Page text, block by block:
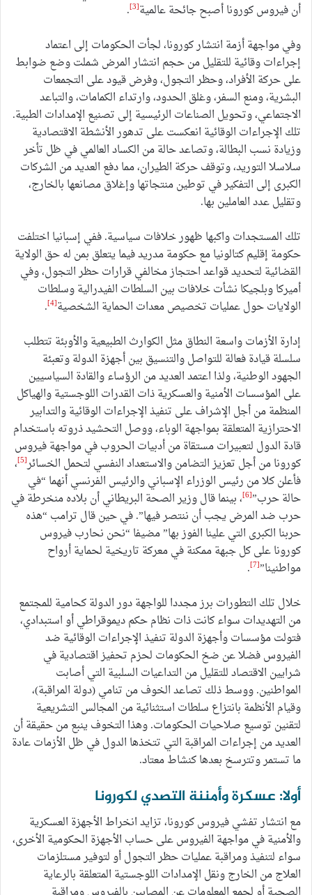
أن فيروس كورونا أصبح جائحة عالمية[3]
.
وفي مواجهة أزمة انتشار كورونا، لجأت الحكومات إلى اعتماد
إجراءات وقائية للتقليل من حجم انتشار المرض شملت وضع ضوابط
على حركة الأفراد، وحظر التجول، وفرض قيود على التجمعات
البشرية، ومنع السفر، وغلق الحدود، وارتداء الكمامات، والتباعد
الاجتماعي، وتحويل الصناعات الرئيسية إلى تصنيع الإمدادات الطبية.
تلك الإجراءات الوقائية انعكست على تدهور الأنشطة الاقتصادية
وزيادة نسب البطالة، وتصاعد حالة من الكساد العالمي في ظل تأخر
سلاسلا التوريد، وتوقف حركة الطيران، مما دفع العديد من الشركات
الكبرى إلى التفكير في توطين منتجاتها وإغلاق مصانعها بالخارج،
وتقليل عدد العاملين بها.
تلك المستجدات واكبها ظهور خلافات سياسية. ففي إسبانيا اختلفت
حكومة إقليم كتالونيا مع حكومة مدريد فيما يتعلق بمن له حق الولاية
القضائية لتحديد قواعد احتجاز مخالفي قرارات حظر التجول، وفي
أميركا وبلجيكا نشأت خلافات بين السلطات الفيدرالية وسلطات
الولايات حول عمليات تخصيص معدات الحماية الشخصية[4]
.
إدارة الأزمات واسعة النطاق مثل الكوارث الطبيعية والأوبئة تتطلب
سلسلة قيادة فعالة للتواصل والتنسيق بين أجهزة الدولة وتعبئة
الجهود الوطنية، ولذا اعتمد العديد من الرؤساء والقادة السياسيين
على المؤسسات الأمنية والعسكرية ذات القدرات اللوجستية والهياكل
المنظمة من أجل الإشراف على تنفيذ الإجراءات الوقائية والتدابير
الاحترازية المتعلقة بمواجهة الوباء، ووصل التحشيد ذروته باستخدام
قادة الدول لتعبيرات مستقاة من أدبيات الحروب في مواجهة فيروس
كورونا من أجل تعزيز التضامن والاستعداد النفسي لتحمل الخسائر[5] ،
فأعلن كلا من رئيس الوزراء الإسباني والرئيس الفرنسي أنهما “في
حالة حرب”[6] ، بينما قال وزير الصحة البريطاني أن بلاده منخرطة في
حرب ضد المرض يجب أن ننتصر فيها”. في حين قال ترامب “هذه
حربنا الكبرى التي علينا الفوز بها” مضيفا “نحن نحارب فيروس
كورونا على كل جبهة ممكنة في معركة تاريخية لحماية أرواح
مواطنينا”[7]
.
خلال تلك التطورات برز مجددا للواجهة دور الدولة كحامية للمجتمع
من التهديدات سواء كانت ذات نظام حكم ديموقراطي أو استبدادي،
فتولت مؤسسات وأجهزة الدولة تنفيذ الإجراءات الوقائية ضد
الفيروس فضلا عن ضخ الحكومات لحزم تحفيز اقتصادية في
شرايين الاقتصاد للتقليل من التداعيات السلبية التي أصابت
المواطنين. ووسط ذلك تصاعد الخوف من تنامي (دولة المراقبة)،
وقيام الأنظمة بانتزاع سلطات استثنائية من المجالس التشريعية
لتقنين توسيع صلاحيات الحكومات. وهذا التخوف ينبع من حقيقة أن
العديد من إجراءات المراقبة التي تتخذها الدول في ظل الأزمات عادة
ما تستمر وتترسخ بعدها كنشاط معتاد.
أولا: عسكرة وأمننة التصدي لكورونا
مع انتشار تفشي فيروس كورونا، تزايد انخراط الأجهزة العسكرية
والأمنية في مواجهة الفيروس على حساب الأجهزة الحكومية الأخرى،
سواء لتنفيذ ومراقبة عمليات حظر التجول أو لتوفير مستلزمات
العلاج من الخارج ونقل الإمدادات اللوجستية المتعلقة بالرعاية